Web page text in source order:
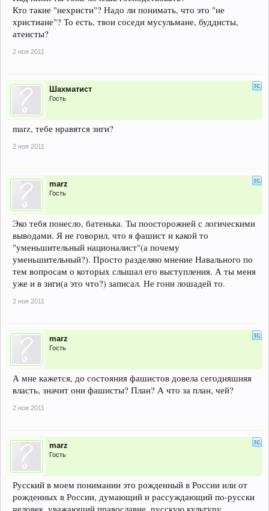
Кто такие "нехристи"? Надо ли понимать, что это "не
христиане"? То есть, твои соседи мусульмане, буддисты,
атеисты?
2 ноя 2011
Шахматист
Гость
marz, тебе нравятся зиги?
2 ноя 2011
marz
Гость
Эко тебя понесло, батенька. Ты поосторожней с логическими
выводами. Я не говорил, что я фашист и какой то
"уменьшительный националист"(а почему
уменьшительный?). Просто разделяю мнение Навального по
тем вопросам о которых слышал его выступления. А ты меня
уже и в зиги(а это что?) записал. Не гони лошадей то.
2 ноя 2011
marz
Гость
А мне кажется, до состояния фашистов довела сегодняшняя
власть, значит они фашисты? План? А что за план, чей?
2 ноя 2011
marz
Гость
Русский в моем понимании это рожденный в России или от
рожденных в России, думающий и рассуждающий по-русски